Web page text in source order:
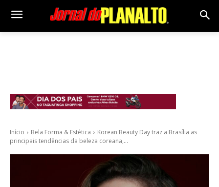
Início Bela Forma & Estética
Korean Beauty Day traz a Brasília as
principais tendências da beleza coreana,...